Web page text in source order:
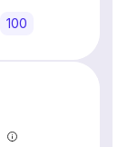
100